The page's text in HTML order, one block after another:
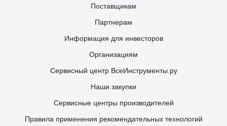
Поставщикам
Партнерам
Информация для инвесторов
Организациям
Сервисный центр ВсеИнструменты.ру
Наши закупки
Сервисные центры производителей
Правила применения рекомендательных технологий